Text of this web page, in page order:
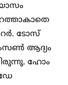
ടോസ്
ആദ്യം
ഹോം